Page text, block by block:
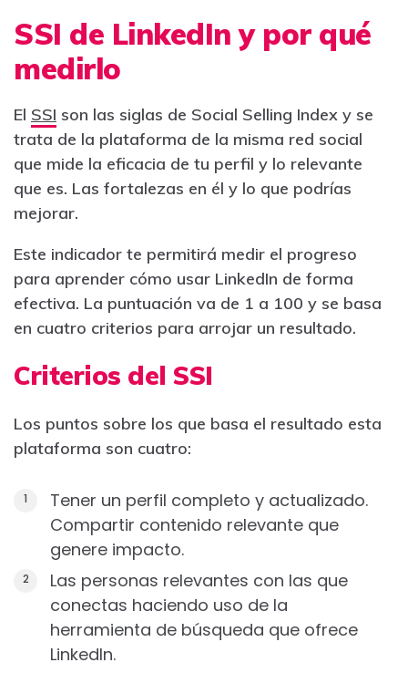
SSI de LinkedIn y por qué
medirlo
El SSI son las siglas de Social Selling Index y se
trata de la plataforma de la misma red social
que mide la eficacia de tu perfil y lo relevante
que es. Las fortalezas en él y lo que podrías
mejorar.
Este indicador te permitirá medir el progreso
para aprender cómo usar LinkedIn de forma
efectiva. La puntuación va de 1 a 100 y se basa
en cuatro criterios para arrojar un resultado.
Criterios del SSI
Los puntos sobre los que basa el resultado esta
plataforma son cuatro:
Tener un perfil completo y actualizado.
Compartir contenido relevante que
genere impacto.
Las personas relevantes con las que
conectas haciendo uso de la
herramienta de búsqueda que ofrece
LinkedIn.